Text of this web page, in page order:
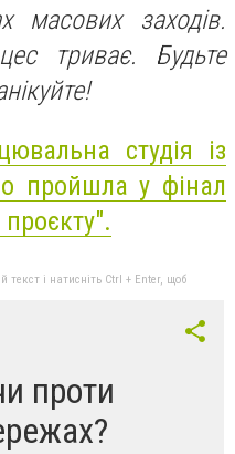
масових заходів.
триває. Будьте
студія із
пройшла у фінал
".
текст і натисніть Ctrl + Enter, щоб
проти